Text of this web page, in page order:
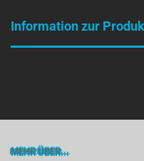
Information zur
MEHR ÜBER...